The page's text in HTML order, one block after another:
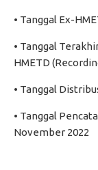
• Tanggal Ex-
• Tanggal
HMETD
• Tanggal
• Tanggal
November 2022